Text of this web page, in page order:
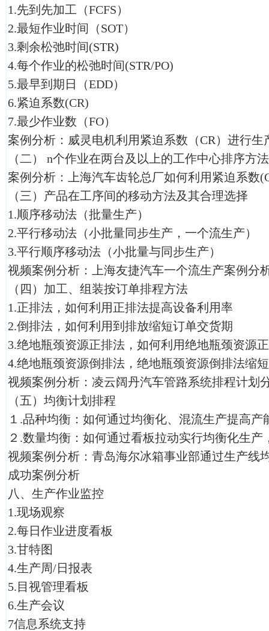
1.先到先加工（FCFS）
2.最短作业时间（SOT）
3.剩余松弛时间(STR)
4.每个作业的松弛时间(STR/PO)
5.最早到期日（EDD）
6.紧迫系数(CR)
7.最少作业数（FO）
案例分析：威灵电机利用紧迫系数（CR）进行生
（二）
n个作业在两台及以上的工作中心排序方法
案例分析：上海汽车齿轮总厂如何利用紧迫系数
（三）产品在工序间的移动方法及其合理选择
1.顺序移动法（批量生产）
2.平行移动法（小批量同步生产，一个流生产）
3.平行顺序移动法（小批量与同步生产）
视频案例分析：上海友捷汽车一个流生产案例分
（四）加工、组装按订单排程方法
1.正排法，如何利用正排法提高设备利用率
2.倒排法，如何利用到排放缩短订单交货期
3.绝地瓶颈资源正排法，如何利用绝地瓶颈资源
4.绝地瓶颈资源倒排法，绝地瓶颈资源倒排法缩
视频案例分析：凌云阔丹汽车管路系统排程计划
（五）均衡计划排程
１.品种均衡：如何通过均衡化、混流生产提高产
２.数量均衡：如何通过看板拉动实行均衡化生产
视频案例分析：青岛海尔冰箱事业部通过生产线
成功案例分析
八、生产作业监控
1.现场观察
2.每日作业进度看板
3.甘特图
4.生产周/日报表
5.目视管理看板
6.生产会议
7信息系统支持